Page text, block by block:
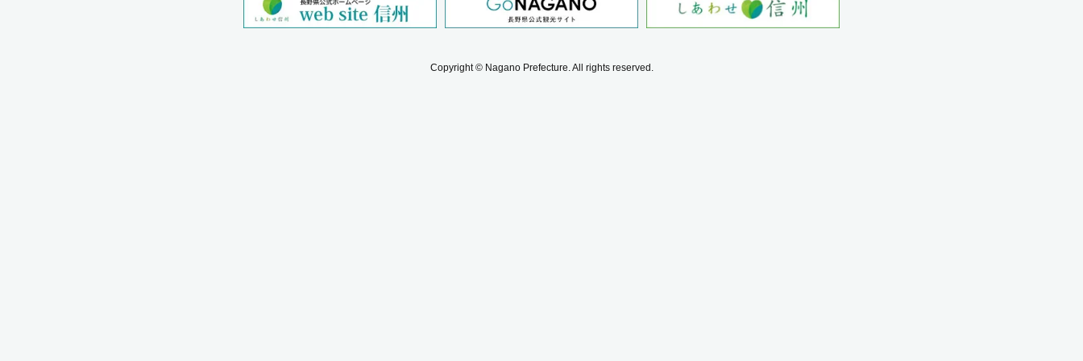
Copyright © Nagano Prefecture. All rights reserved.